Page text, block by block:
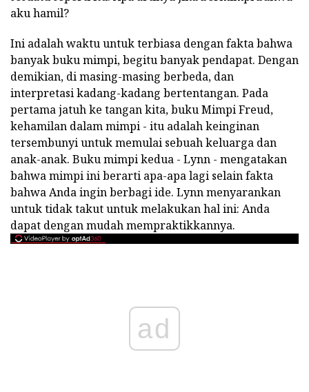
aku hamil?
Ini adalah waktu untuk terbiasa dengan fakta bahwa
banyak buku mimpi, begitu banyak pendapat. Dengan
demikian, di masing-masing berbeda, dan
interpretasi kadang-kadang bertentangan. Pada
pertama jatuh ke tangan kita, buku Mimpi Freud,
kehamilan dalam mimpi - itu adalah keinginan
tersembunyi untuk memulai sebuah keluarga dan
anak-anak. Buku mimpi kedua - Lynn - mengatakan
bahwa mimpi ini berarti apa-apa lagi selain fakta
bahwa Anda ingin berbagi ide. Lynn menyarankan
untuk tidak takut untuk melakukan hal ini: Anda
dapat dengan mudah mempraktikkannya.
ad